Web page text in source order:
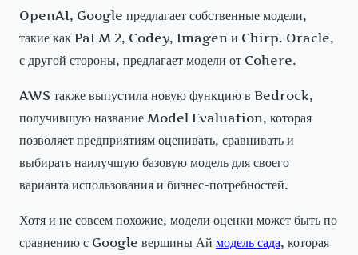
OpenAI, Google предлагает собственные модели,
такие как PaLM 2, Codey, Imagen и Chirp. Oracle,
с другой стороны, предлагает модели от Cohere.
AWS также выпустила новую функцию в Bedrock,
получившую название Model Evaluation, которая
позволяет предприятиям оценивать, сравнивать и
выбирать наилучшую базовую модель для своего
варианта использования и бизнес-потребностей.
Хотя и не совсем похожие, модели оценки может быть по
сравнению с Google вершины Ай модель сада, которая